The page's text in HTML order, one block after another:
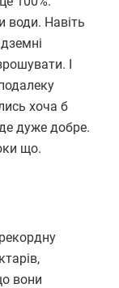
води. Навіть
І
хоча б
дуже добре.
що.
вони